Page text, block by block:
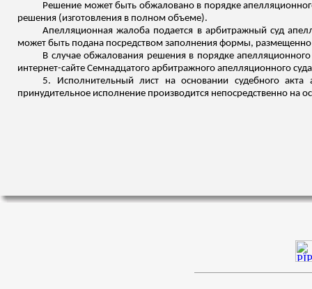
Решение может быть обжаловано в порядке
решения (изготовления в полном объеме).
Апелляционная жалоба подается в арбитражный суд
может быть подана посредством заполнения формы,
В случае обжалования решения в порядке
интернет-сайте Семнадцатого арбитражного апелляционного
5. Исполнительный лист на основании судебного акта
принудительное исполнение производится непосредственно на